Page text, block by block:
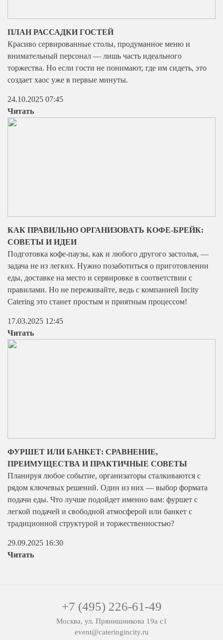
ПЛАН РАССАДКИ ГОСТЕЙ
Красиво сервированные столы, продуманное меню и
внимательный персонал — лишь часть идеального
торжества. Но если гости не понимают, где им сидеть, это
создает хаос уже в первые минуты.
24.10.2025 07:45
Читать
КАК ПРАВИЛЬНО ОРГАНИЗОВАТЬ КОФЕ-БРЕЙК:
СОВЕТЫ И ИДЕИ
Подготовка кофе-паузы, как и любого другого застолья, —
задача не из легких. Нужно позаботиться о приготовлении
еды, доставке на место и сервировке в соответствии с
правилами. Но не переживайте, ведь с компанией Incity
Catering это станет простым и приятным процессом!
17.03.2025 12:45
Читать
ФУРШЕТ ИЛИ БАНКЕТ: СРАВНЕНИЕ,
ПРЕИМУЩЕСТВА И ПРАКТИЧНЫЕ СОВЕТЫ
Планируя любое событие, организаторы сталкиваются с
рядом ключевых решений. Один из них — выбор формата
подачи еды. Что лучше подойдет именно вам: фуршет с
легкой подачей и свободной атмосферой или банкет с
традиционной структурой и торжественностью?
29.09.2025 16:30
Читать
+7 (495) 226-61-49
Москва, ул. Прянишникова 19а с1
event@cateringincity.ru